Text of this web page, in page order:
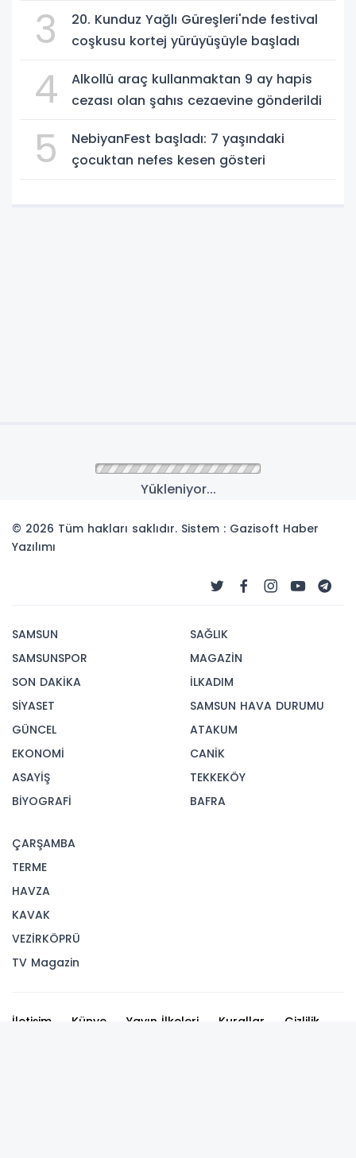
3
20. Kunduz Yağlı Güreşleri'nde festival
coşkusu kortej yürüyüşüyle başladı
4
Alkollü araç kullanmaktan 9 ay hapis
cezası olan şahıs cezaevine gönderildi
5
NebiyanFest başladı: 7 yaşındaki
çocuktan nefes kesen gösteri
Yükleniyor...
© 2026 Tüm hakları saklıdır. Sistem : Gazisoft Haber
Yazılımı
SAMSUN
SAMSUNSPOR
SON DAKİKA
SİYASET
GÜNCEL
EKONOMİ
ASAYİŞ
BİYOGRAFİ
SAĞLIK
MAGAZİN
İLKADIM
SAMSUN HAVA DURUMU
ATAKUM
CANİK
TEKKEKÖY
BAFRA
ÇARŞAMBA
TERME
HAVZA
KAVAK
VEZİRKÖPRÜ
TV Magazin
İletişim Künye Yayın İlkeleri Kurallar
Gizlilik